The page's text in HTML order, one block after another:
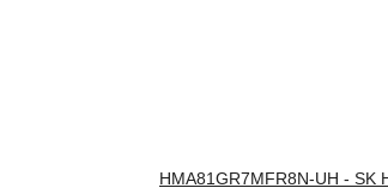
HMA81GR7MFR8N-UH - SK